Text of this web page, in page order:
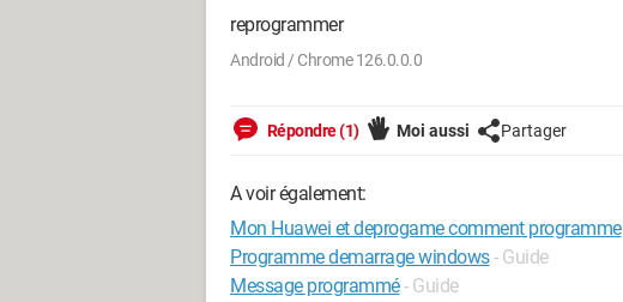
reprogrammer
Android / Chrome 126.0.0.0
Répondre (1) Moi aussi Partager
A voir également:
Mon Huawei et deprogame comment programme
Programme demarrage windows- Guide
Message programmé- Guide